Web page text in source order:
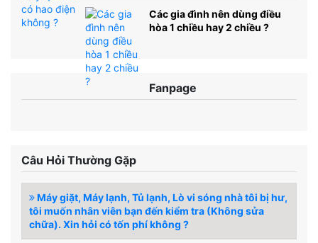
Các gia đình nên dùng điều
hòa 1 chiều hay 2 chiều ?
Fanpage
Câu Hỏi Thường Gặp
Máy giặt, Máy lạnh, Tủ lạnh, Lò vi sóng nhà tôi bị hư,
tôi muốn nhân viên bạn đến kiểm tra (Không sửa
chữa). Xin hỏi có tốn phí không ?